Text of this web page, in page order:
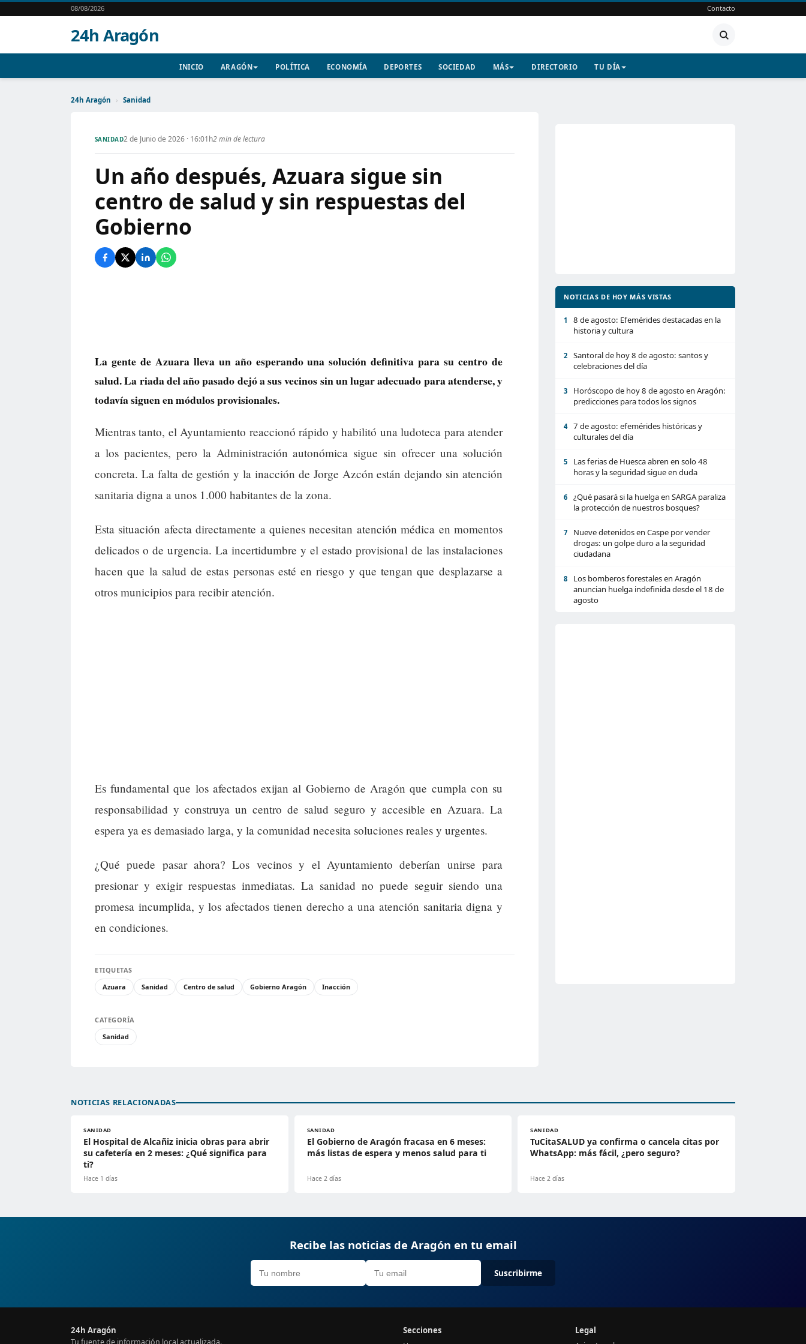
08/08/2026 Contacto
24h Aragón
INICIO ARAGÓN POLÍTICA ECONOMÍA DEPORTES SOCIEDAD MÁS DIRECTORIO TU DÍA
24h Aragón › Sanidad
SANIDAD2 de Junio de 2026 · 16:01h2 min de lectura
Un año después, Azuara sigue sin
centro de salud y sin respuestas del
Gobierno
La gente de Azuara lleva un año esperando una solución definitiva para su centro de
salud. La riada del año pasado dejó a sus vecinos sin un lugar adecuado para atenderse, y
todavía siguen en módulos provisionales.
Mientras tanto, el Ayuntamiento reaccionó rápido y habilitó una ludoteca para atender
a los pacientes, pero la Administración autonómica sigue sin ofrecer una solución
concreta. La falta de gestión y la inacción de Jorge Azcón están dejando sin atención
sanitaria digna a unos 1.000 habitantes de la zona.
Esta situación afecta directamente a quienes necesitan atención médica en momentos
delicados o de urgencia. La incertidumbre y el estado provisional de las instalaciones
hacen que la salud de estas personas esté en riesgo y que tengan que desplazarse a
otros municipios para recibir atención.
Es fundamental que los afectados exijan al Gobierno de Aragón que cumpla con su
responsabilidad y construya un centro de salud seguro y accesible en Azuara. La
espera ya es demasiado larga, y la comunidad necesita soluciones reales y urgentes.
¿Qué puede pasar ahora? Los vecinos y el Ayuntamiento deberían unirse para
presionar y exigir respuestas inmediatas. La sanidad no puede seguir siendo una
promesa incumplida, y los afectados tienen derecho a una atención sanitaria digna y
en condiciones.
ETIQUETAS
Azuara
Sanidad Centro de salud Gobierno Aragón Inacción
CATEGORÍA
Sanidad
NOTICIAS DE HOY MÁS VISTAS
1
8 de agosto: Efemérides destacadas en la
historia y cultura
2
Santoral de hoy 8 de agosto: santos y
celebraciones del día
3
Horóscopo de hoy 8 de agosto en Aragón:
predicciones para todos los signos
4
7 de agosto: efemérides históricas y
culturales del día
5
Las ferias de Huesca abren en solo 48
horas y la seguridad sigue en duda
6
¿Qué pasará si la huelga en SARGA paraliza
la protección de nuestros bosques?
7
Nueve detenidos en Caspe por vender
drogas: un golpe duro a la seguridad
ciudadana
8
Los bomberos forestales en Aragón
anuncian huelga indefinida desde el 18 de
agosto
NOTICIAS RELACIONADAS
SANIDAD
El Hospital de Alcañiz inicia obras para abrir
su cafetería en 2 meses: ¿Qué significa para
ti?
Hace 1 días
SANIDAD
El Gobierno de Aragón fracasa en 6 meses:
más listas de espera y menos salud para ti
Hace 2 días
SANIDAD
TuCitaSALUD ya confirma o cancela citas por
WhatsApp: más fácil, ¿pero seguro?
Hace 2 días
Recibe las noticias de Aragón en tu email
Suscribirme
24h Aragón Secciones Legal